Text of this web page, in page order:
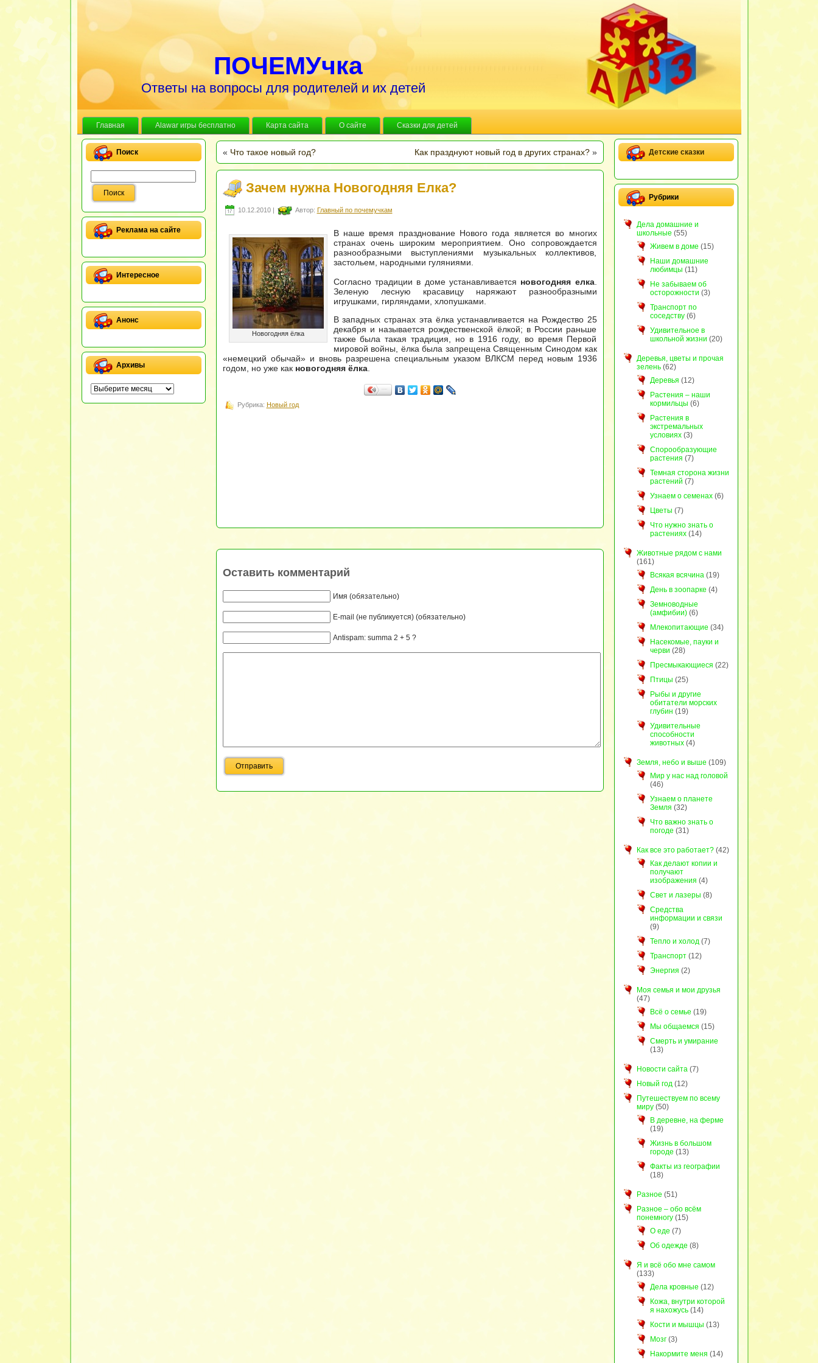
ПОЧЕМУчка
Ответы на вопросы для родителей и их детей
Главная Alawar игры бесплатно Карта сайта О сайте Сказки для детей
Поиск
Реклама на сайте
Интересное
Анонс
Архивы
« Что такое новый год? Как празднуют новый год в других странах?»
Зачем нужна Новогодняя Елка?
10.12.2010 | Автор: Главный по почемучкам
Новогодняя ёлка
В наше время празднование Нового года является во многих
странах очень широким мероприятием. Оно сопровождается
разнообразными выступлениями музыкальных коллективов,
застольем, народными гуляниями.
Согласно традиции в доме устанавливается новогодняя елка.
Зеленую лесную красавицу наряжают разнообразными
игрушками, гирляндами, хлопушками.
В западных странах эта ёлка устанавливается на Рождество 25
декабря и называется рождественской ёлкой; в России раньше
также была такая традиция, но в 1916 году, во время Первой
мировой войны, ёлка была запрещена Священным Синодом как
«немецкий обычай» и вновь разрешена специальным указом ВЛКСМ перед новым 1936
годом, но уже как новогодняя ёлка.
Рубрика: Новый год
Оставить комментарий
Имя (обязательно)
E-mail (не публикуется) (обязательно)
Antispam: summa 2 + 5 ?
Детские сказки
Рубрики
Дела домашние и
школьные (55)
Живем в доме (15)
Наши домашние
любимцы (11)
Не забываем об
осторожности (3)
Транспорт по
соседству(6)
Удивительное в
школьной жизни (20)
Деревья, цветы и прочая
зелень(62)
Деревья (12)
Растения – наши
кормильцы (6)
Растения в
экстремальных
условиях(3)
Спорообразующие
растения (7)
Темная сторона жизни
растений (7)
Узнаем о семенах(6)
Цветы (7)
Что нужно знать о
растениях(14)
Животные рядом с нами
(161)
Всякая всячина(19)
День в зоопарке (4)
Земноводные
(амфибии)(6)
Млекопитающие (34)
Насекомые, пауки и
черви (28)
Пресмыкающиеся (22)
Птицы (25)
Рыбы и другие
обитатели морских
глубин (19)
Удивительные
способности
животных(4)
Земля, небо и выше (109)
Мир у нас над головой
(46)
Узнаем о планете
Земля (32)
Что важно знать о
погоде (31)
Как все это работает?(42)
Как делают копии и
получают
изображения (4)
Свет и лазеры (8)
Средства
информации и связи
(9)
Тепло и холод(7)
Транспорт(12)
Энергия (2)
Моя семья и мои друзья
(47)
Всё о семье (19)
Мы общаемся (15)
Смерть и умирание
(13)
Новости сайта(7)
Новый год(12)
Путешествуем по всему
миру(50)
В деревне, на ферме
(19)
Жизнь в большом
городе (13)
Факты из географии
(18)
Разное (51)
Разное – обо всём
понемногу(15)
О еде (7)
Об одежде (8)
Я и всё обо мне самом
(133)
Дела кровные (12)
Кожа, внутри которой
я нахожусь(14)
Кости и мышцы (13)
Мозг(3)
Накормите меня (14)